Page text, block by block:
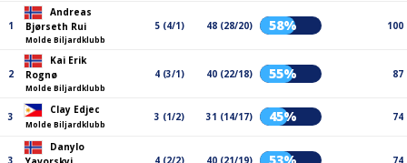
1
Andreas
Bjørseth Rui
Molde Biljardklubb
5 (4/1) 48 (28/20) 58% 100
2
Kai Erik
Rognø
Molde Biljardklubb
4 (3/1) 40 (22/18) 55% 87
3
Clay Edjec
Molde Biljardklubb
3 (1/2) 31 (14/17) 45% 74
Danylo